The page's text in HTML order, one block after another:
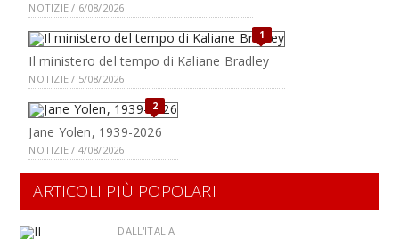
NOTIZIE / 6/08/2026
1
Il ministero del tempo di Kaliane Bradley
NOTIZIE / 5/08/2026
2
Jane Yolen, 1939-2026
NOTIZIE / 4/08/2026
ARTICOLI PIÙ POPOLARI
DALL'ITALIA